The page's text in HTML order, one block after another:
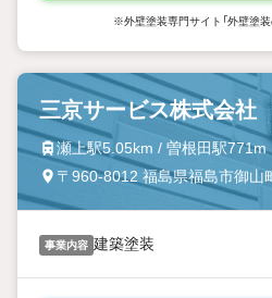
※外壁塗装専門サイト「外壁塗
三京サービス株式会社
瀬上駅5.05km / 曽根田駅771m
〒960-8012 福島県福島市御山
事業内容 建築塗装